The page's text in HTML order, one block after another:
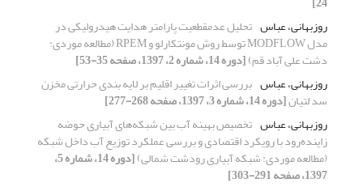
روزبهانی، عباس تحلیل عدم‏قطعیت پارامتر هدایت هیدرولیکی در
مدل MODFLOW توسط روش مونت‏کارلو و RPEM (مطالعه موردی:
دشت علی ‏آباد قم)[دوره 14، شماره 2، 1397، صفحه 35-53]
روزبهانی، عباس بررسی اثرات تغییر اقلیم بر لایه بندی حرارتی مخزن
سد لتیان[دوره 14، شماره 3، 1397، صفحه 268-277]
روزبهانی، عباس تخصیص بهینه آب بین شبکه‌های آبیاری حوضه
زاینده‌رود با رویکرد اقتصادی و بررسی عملکرد توزیع آب داخل شبکه
(مطالعه موردی: شبکه آبیاری رودشت شمالی) [دوره 14، شماره 5،
1397، صفحه 291-303]